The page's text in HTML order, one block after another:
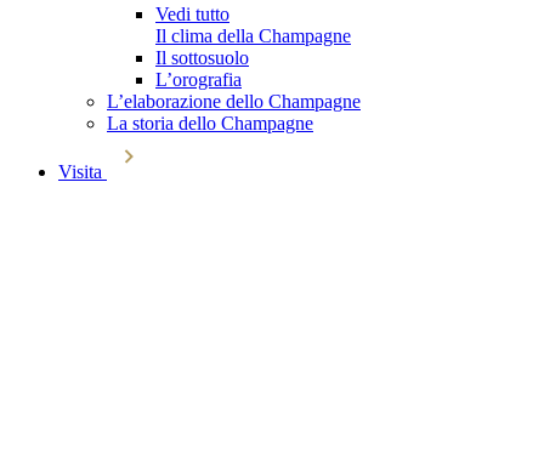
Vedi tutto
Il clima della Champagne
Il sottosuolo
L’orografia
L’elaborazione dello Champagne
La storia dello Champagne
Visita